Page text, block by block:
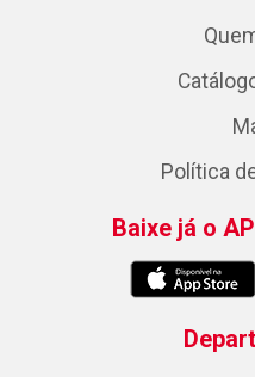
Política
Baixe já o